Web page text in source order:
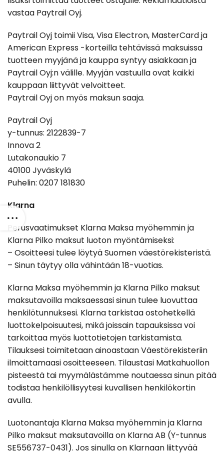
vastaa Paytrail Oyj.
Paytrail Oyj toimii Visa, Visa Electron, MasterCard ja
American Express -korteilla tehtävissä maksuissa
tuotteen myyjänä ja kauppa syntyy asiakkaan ja
Paytrail Oyj:n välille. Myyjän vastuulla ovat kaikki
kauppaan liittyvät velvoitteet.
Paytrail Oyj on myös maksun saaja.
Paytrail Oyj
y-tunnus: 2122839-7
Innova 2
Lutakonaukio 7
40100 Jyväskylä
Puhelin: 0207 181830
Klarna
Perusvaatimukset Klarna Maksa myöhemmin ja
Klarna Pilko maksut luoton myöntämiseksi:
– Osoitteesi tulee löytyä Suomen väestörekisteristä.
– Sinun täytyy olla vähintään 18-vuotias.
Klarna Maksa myöhemmin ja Klarna Pilko maksut
maksutavoilla maksaessasi sinun tulee luovuttaa
henkilötunnuksesi. Klarna tarkistaa ostohetkellä
luottokelpoisuutesi, mikä joissain tapauksissa voi
tarkoittaa myös luottotietojen tarkistamista.
Tilauksesi toimitetaan ainoastaan Väestörekisteriin
ilmoittamaasi osoitteeseen. Tilaustasi Matkahuollon
pisteestä tai myymälästämme noutaessa sinun pitää
todistaa henkilöllisyytesi kuvallisen henkilökortin
avulla.
Luotonantaja Klarna Maksa myöhemmin ja Klarna
Pilko maksut maksutavoilla on Klarna AB (Y-tunnus
SE556737-0431). Jos sinulla on Klarnaan liittyvää